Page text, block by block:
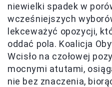
niewielki spadek w
wcześniejszych
lekceważyć opozycji,
oddać pola. Koalicja
Wcisło na czołowej
mocnymi atutami,
nie bez znaczenia,